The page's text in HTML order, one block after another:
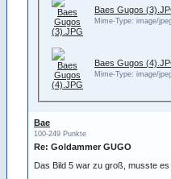
Baes Gugos
Mime-Type: image/
Baes Gugos
Mime-Type: image/
Bae
100-249 Punkte
Re: Goldammer GUGO
Das Bild 5 war zu groß, musste